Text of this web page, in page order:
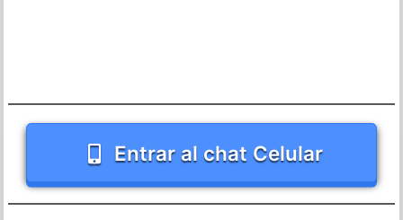
Entrar al chat Celular